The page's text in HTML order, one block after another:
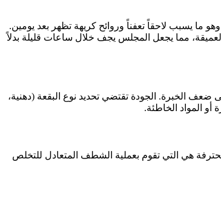
ما يسبب لاحقاً تعفناً وروائح كريهة تظهر بعد يومين.
تقنية السحب العميق التي تضمن استخلاص ٩٥% من الرطوبة مع الأوساخ العميقة، مما يجعل المجلس يجف خلال ساعات قليلة بدلاً
ضعف الخبرة. الجودة تقتضي تحديد نوع البقعة (دهنية،
المواد الخاطئة.
هي التي تقوم بعملية الشطف المتعادل للتخلص